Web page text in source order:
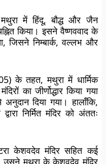
में हिंदू, बौद्ध और जैन
किया। इसने वैष्णववाद के
जिसने निम्बार्क, वल्लभ और
के तहत, मथुरा में धार्मिक
का जीर्णोद्धार किया गया
दिया गया। हालाँकि,
निर्मित मंदिर को अंततः
केशवदेव मंदिर सहित कई
उसने मथुरा के केशवदेव मंदिर